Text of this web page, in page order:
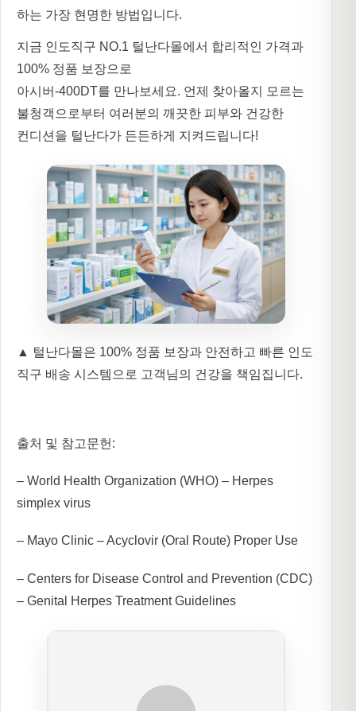
하는 가장 현명한 방법입니다.
지금 인도직구 NO.1 털난다몰에서 합리적인 가격과
100% 정품 보장으로
아시버-400DT를 만나보세요. 언제 찾아올지 모르는
불청객으로부터 여러분의 깨끗한 피부와 건강한
컨디션을 털난다가 든든하게 지켜드립니다!
▲ 털난다몰은 100% 정품 보장과 안전하고 빠른 인도
직구 배송 시스템으로 고객님의 건강을 책임집니다.
출처 및 참고문헌:
– World Health Organization (WHO) – Herpes
simplex virus
– Mayo Clinic – Acyclovir (Oral Route) Proper Use
– Centers for Disease Control and Prevention (CDC)
– Genital Herpes Treatment Guidelines